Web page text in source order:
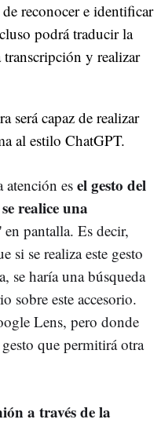
reconocer e identificar
podrá traducir la
y realizar
será capaz de realizar
al estilo ChatGPT.
atención esel gesto del
realice una
pantalla. Es decir,
si se realiza este gesto
se haría una búsqueda
sobre este accesorio.
Lens, pero donde
que permitirá otra
a través de la